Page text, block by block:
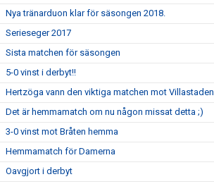
Nya tränarduon klar för säsongen 2018.
Serieseger 2017
Sista matchen för säsongen
5-0 vinst i derbyt!!
Hertzöga vann den viktiga matchen mot Villastaden
Det är hemmamatch om nu någon missat detta ;)
3-0 vinst mot Bråten hemma
Hemmamatch för Damerna
Oavgjort i derbyt